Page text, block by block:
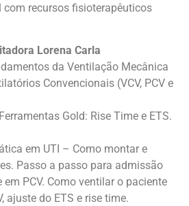
recursos fisioterapêuticos
Lorena Carla
da Ventilação Mecânica
Convencionais (VCV, PCV e
Gold: Rise Time e ETS.
em UTI – Como montar e
Passo a passo para admissão
em PCV. Como ventilar o paciente
ajuste do ETS e rise time.